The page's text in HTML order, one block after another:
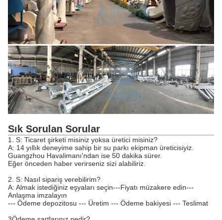
Sık Sorulan Sorular
1. S: Ticaret şirketi misiniz yoksa üretici misiniz?
A: 14 yıllık deneyime sahip bir su parkı ekipman üreticisiyiz.
Guangzhou Havalimanı'ndan ise 50 dakika sürer.
Eğer önceden haber verirseniz sizi alabiliriz.
2. S: Nasıl sipariş verebilirim?
A: Almak istediğiniz eşyaları seçin---Fiyatı müzakere edin---
Anlaşma imzalayın
--- Ödeme depozitosu --- Üretim --- Ödeme bakiyesi --- Teslimat